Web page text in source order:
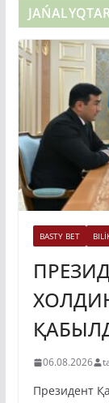
BASTY BET
06.08.2026
Президент